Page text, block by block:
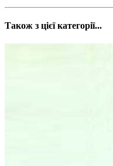
Також з цієї категорії...